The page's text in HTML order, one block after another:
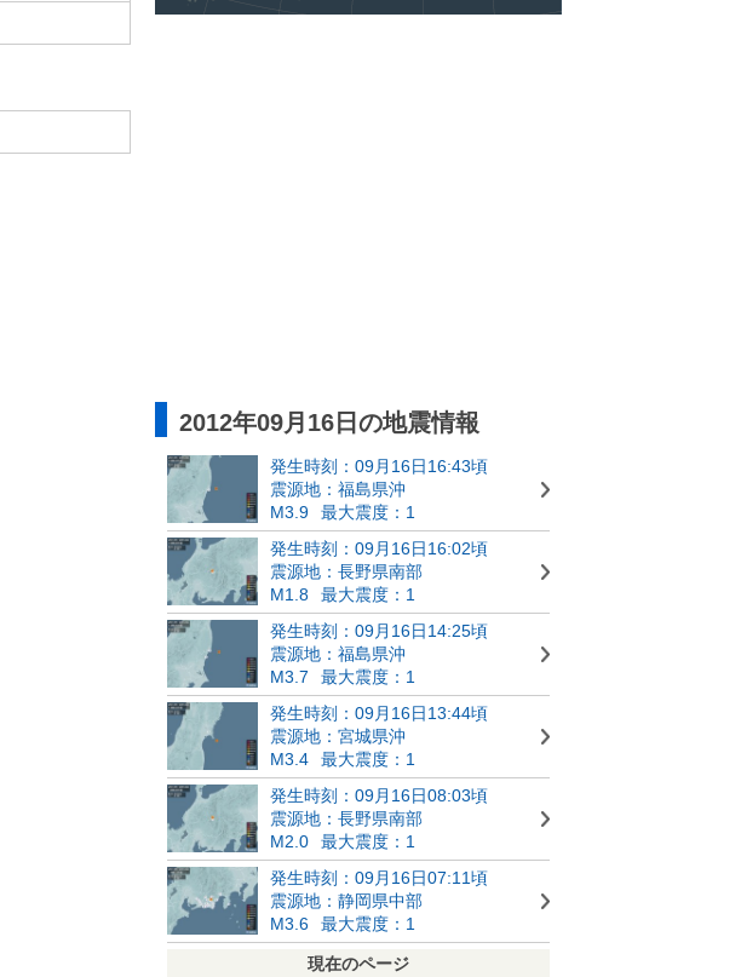
2012年09月16日の地震情報
発生時刻：09月16日16:43頃
震源地：福島県沖
M3.9
最大震度：1
発生時刻：09月16日16:02頃
震源地：長野県南部
M1.8
最大震度：1
発生時刻：09月16日14:25頃
震源地：福島県沖
M3.7
最大震度：1
発生時刻：09月16日13:44頃
震源地：宮城県沖
M3.4
最大震度：1
発生時刻：09月16日08:03頃
震源地：長野県南部
M2.0
最大震度：1
発生時刻：09月16日07:11頃
震源地：静岡県中部
M3.6
最大震度：1
現在のページ